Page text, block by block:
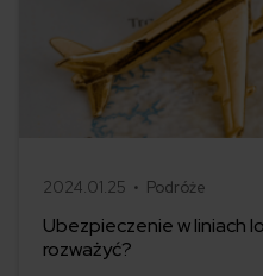
2024.01.25 • Podróże
Ubezpieczenie w liniach
rozważyć?